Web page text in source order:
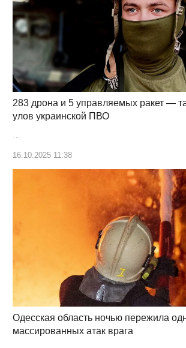
283 дрона и 5 управляемых ракет —
улов украинской ПВО
…
16.10.2025 11:38
Одесская область ночью пережила
массированных атак врага